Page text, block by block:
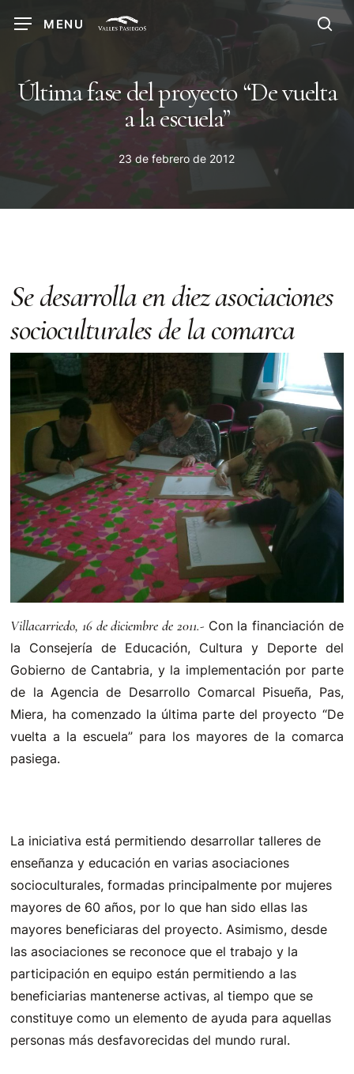
content
MENU
Última fase del proyecto “De vuelta
a la escuela”
23 de febrero de 2012
Se desarrolla en diez asociaciones
socioculturales de la comarca
Villacarriedo, 16 de diciembre de 2011.-Con la financiación de
la Consejería de Educación, Cultura y Deporte del
Gobierno de Cantabria, y la implementación por parte
de la Agencia de Desarrollo Comarcal Pisueña, Pas,
Miera, ha comenzado la última parte del proyecto “De
vuelta a la escuela” para los mayores de la comarca
pasiega.
La iniciativa está permitiendo desarrollar talleres de
enseñanza y educación en varias asociaciones
socioculturales, formadas principalmente por mujeres
mayores de 60 años, por lo que han sido ellas las
mayores beneficiaras del proyecto. Asimismo, desde
las asociaciones se reconoce que el trabajo y la
participación en equipo están permitiendo a las
beneficiarias mantenerse activas, al tiempo que se
constituye como un elemento de ayuda para aquellas
personas más desfavorecidas del mundo rural.